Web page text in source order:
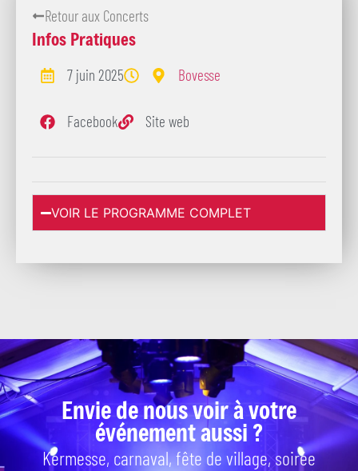
Retour aux Concerts
Infos Pratiques
7 juin 2025 Bovesse
Facebook Site web
VOIR LE PROGRAMME COMPLET
Envie de nous voir à votre
événement aussi ?
Kermesse, carnaval, fête de village, soirée